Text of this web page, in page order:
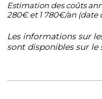
Estimation des coûts
280€ et 1 780€/an (date
Les informations sur
sont disponibles sur le